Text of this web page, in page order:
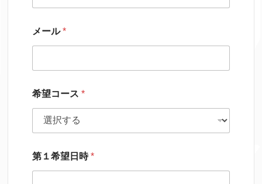
メール*
希望コース*
第１希望日時*